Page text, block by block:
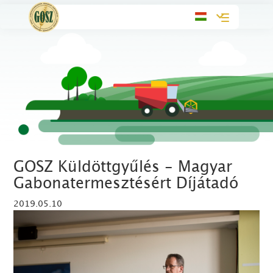
Toggle
GOSZ Küldöttgyűlés - Magyar
Gabonatermesztésért Díjátadó
2019.05.10